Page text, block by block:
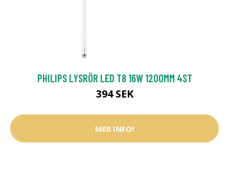
PHILIPS LYSRÖR LED T8 16W 1200MM 4ST
394 SEK
MER INFO!